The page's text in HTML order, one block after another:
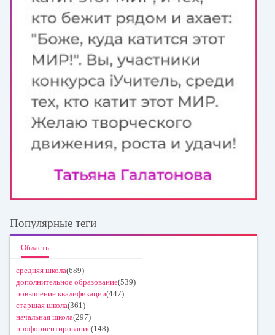
Популярные теги
Область
средняя школа(689)
дополнительное образование(539)
повышение квалификации(447)
старшая школа(361)
начальная школа(297)
профориентирование(148)